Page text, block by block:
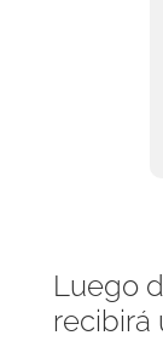
Luego
recibirá